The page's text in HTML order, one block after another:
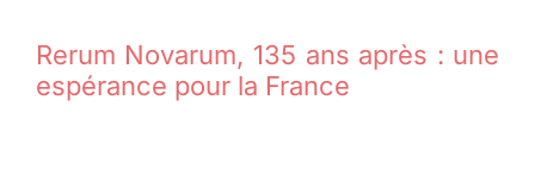
Rerum Novarum, 135 ans après : une
espérance pour la France